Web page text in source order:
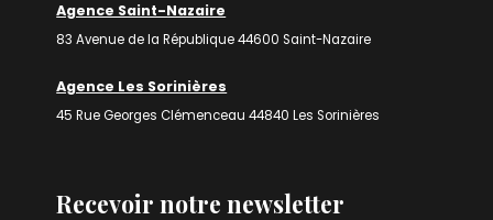
Agence Saint-Nazaire
83 Avenue de la République 44600 Saint-Nazaire
Agence Les Sorinières
45 Rue Georges Clémenceau 44840 Les Sorinières
Recevoir notre newsletter